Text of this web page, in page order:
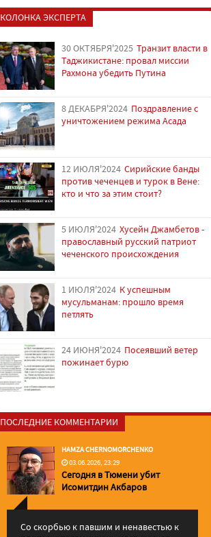
КОЛОНКА ЭКСПЕРТА
30 ОКТЯБРЯ'2025 Транзит власти в
Таджикистане: провал миссии
Рахмона убедить Путина
8 ДЕКАБРЯ'2024 Поздравление с
уничтожением режима Асада
12 ИЮЛЯ'2024 Сирийские банды
против чеченцев и турок в Вене:
кто и что за этим стоит?
5 ИЮЛЯ'2024 Хусейн Джамбетов -
православный русский патриот
чеченского происхождения
1 ИЮЛЯ'2024 К успешным
мусульманам: прошло время
петлять
24 ИЮНЯ'2024 Посеявший ветер
пожинает бурю
ПОСЛЕДНИЕ КОММЕНТАРИИ
HAMZA CHERNOMORCHENKO
03.06.2026, 23:29
Сегодня в Тюмени убит
Исомитдин Акбаров
Со скорбью к павшим и ненавестью к